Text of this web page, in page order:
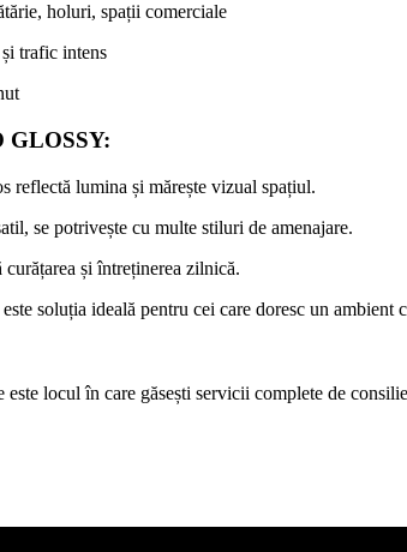
holuri, spații comerciale
trafic intens
GLOSSY:
reflectă lumina și mărește vizual spațiul.
se potrivește cu multe stiluri de amenajare.
curățarea și întreținerea zilnică.
este soluția ideală pentru cei care doresc un
locul în care găsești servicii complete de